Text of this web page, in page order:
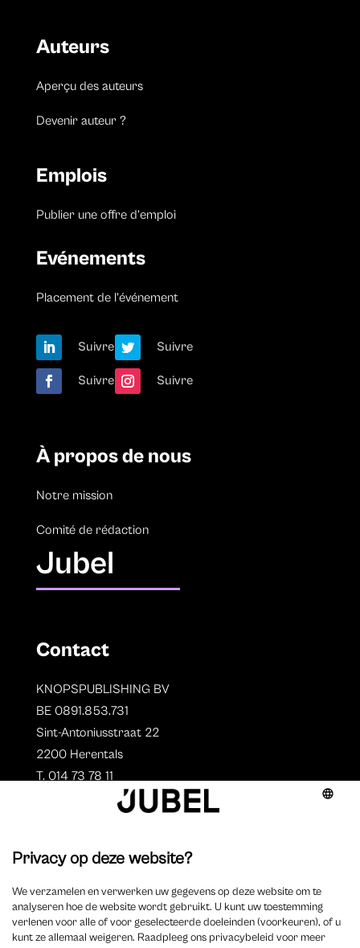
Auteurs
Aperçu des auteurs
Devenir auteur ?
Emplois
Publier une offre d’emploi
Evénements
Placement de l’événement
Suivre Suivre
Suivre Suivre
À propos de nous
Notre mission
Comité de rédaction
Jubel
Contact
KNOPSPUBLISHING BV
BE 0891.853.731
Sint-Antoniusstraat 22
2200 Herentals
T. 014 73 78 11
Aperçu des auteurs
Devenir auteur ?